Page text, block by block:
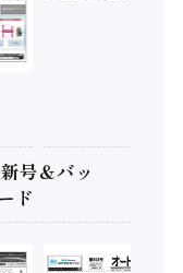
号＆バッ
ド